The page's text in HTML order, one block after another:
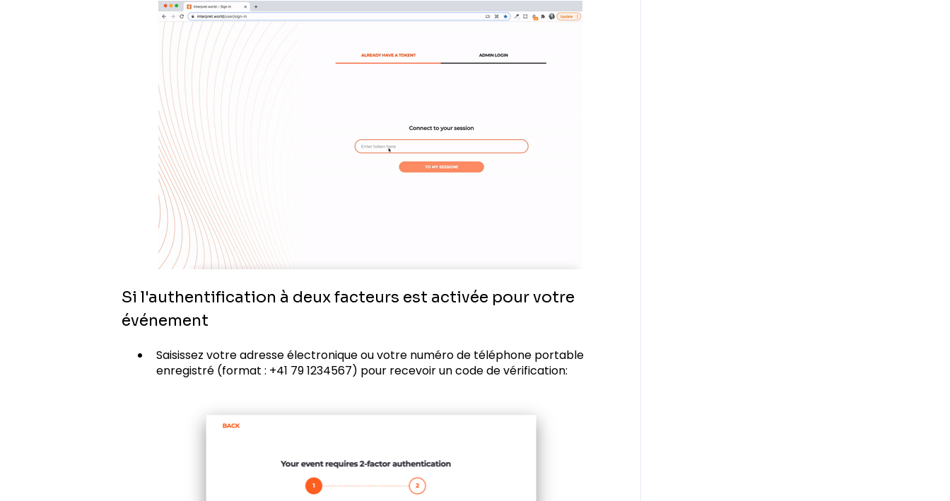
Si l'authentification à deux facteurs est activée pour votre
événement
Saisissez votre adresse électronique ou votre numéro de téléphone portable
enregistré (format : +41 79 1234567) pour recevoir un code de vérification: